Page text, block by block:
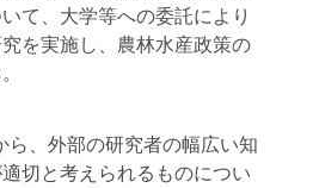
て、大学等への委託により
を実施し、農林水産政策の
、外部の研究者の幅広い知
切と考えられるものについ